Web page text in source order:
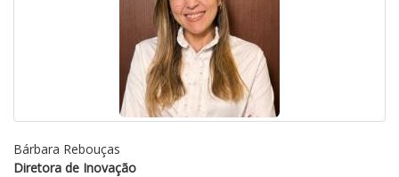
Bárbara Rebouças
Diretora de Inovação